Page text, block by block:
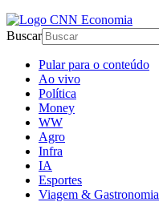
Buscar
Pular para o conteúdo
Ao vivo
Política
Money
WW
Agro
Infra
IA
Esportes
Viagem & Gastronomia